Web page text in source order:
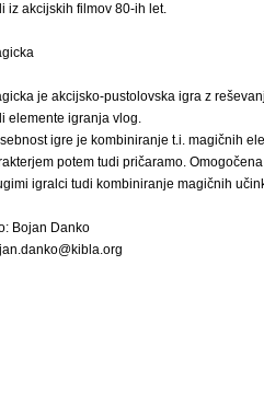
iz akcijskih filmov 80-ih let.
je akcijsko-pustolovska igra z
elemente igranja vlog.
igre je kombiniranje t.i. magičnih
potem tudi pričaramo.
igralci tudi kombiniranje magičnih
Bojan Danko